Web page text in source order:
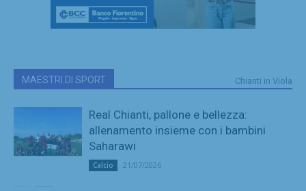
MAESTRI DI SPORT Chianti in Viola
Real Chianti, pallone e bellezza:
allenamento insieme con i bambini
Saharawi
Calcio 21/07/2026